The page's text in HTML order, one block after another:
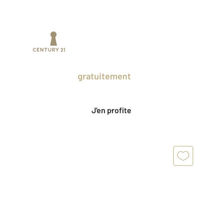
gratuitement
J'en profite